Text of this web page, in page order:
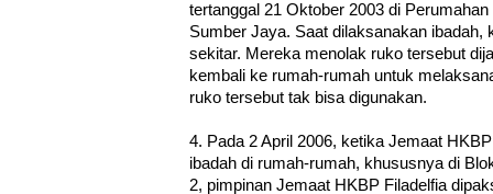
tertanggal 21 Oktober 2003 di
Sumber Jaya. Saat dilaksanakan ibadah,
sekitar. Mereka menolak ruko tersebut
kembali ke rumah-rumah untuk
ruko tersebut tak bisa digunakan.
4. Pada 2 April 2006, ketika Jemaat
ibadah di rumah-rumah, khususnya di
2, pimpinan Jemaat HKBP Filadelfia